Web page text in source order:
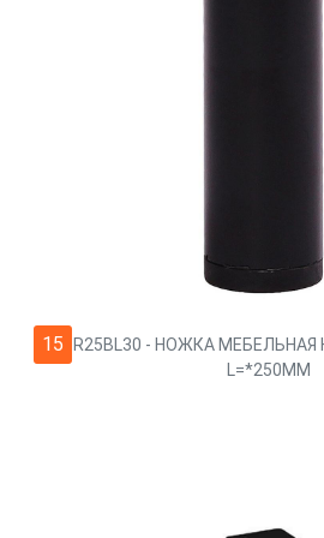
15
L61R25BL30 - НОЖКА МЕБЕЛЬНАЯ
L=*250ММ